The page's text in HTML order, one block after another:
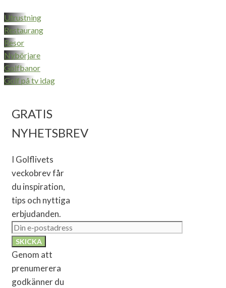
Utrustning
Restaurang
Resor
Nybörjare
Golfbanor
Golf på tv idag
GRATIS
NYHETSBREV
I Golflivets
veckobrev får
du inspiration,
tips och nyttiga
erbjudanden.
Genom att
prenumerera
godkänner du